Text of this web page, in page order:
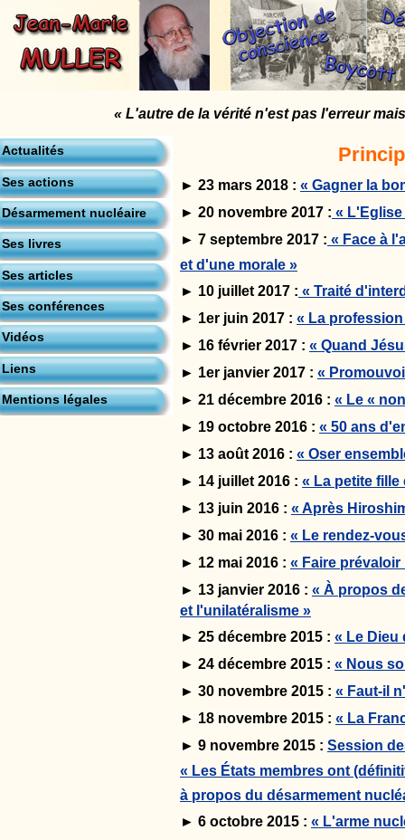
« L'autre de la vérité n'est pas l'erreur
► 23 mars 2018 : « Gagner la
► 20 novembre 2017 : «
► 7 septembre 2017 : « Face à
et d'une morale »
► 10 juillet 2017 : « Traité
► 1er juin 2017 : « La
► 16 février 2017 : « Quand
► 1er janvier 2017 : «
► 21 décembre 2016 : « Le «
► 19 octobre 2016 : « 50 ans
► 13 août 2016 : « Oser
► 14 juillet 2016 : « La petite
► 13 juin 2016 : « Après
► 30 mai 2016 : « Le rendez-
► 12 mai 2016 : « Faire
► 13 janvier 2016 : « À propos
et l'unilatéralisme »
► 25 décembre 2015 : « Le Dieu
► 24 décembre 2015 : « Nous
► 30 novembre 2015 : « Faut-il
► 18 novembre 2015 : « La
► 9 novembre 2015 : Session
« Les États membres ont
à propos du désarmement
► 6 octobre 2015 : « L'arme
Actualités
Ses actions
Désarmement nucléaire
Ses livres
Ses articles
Ses conférences
Vidéos
Liens
Mentions légales